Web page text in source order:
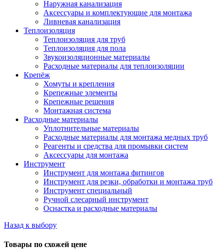
Наружная канализация
Аксессуары и комплектующие для монтажа
Ливневая канализация
Теплоизоляция
Теплоизоляция для труб
Теплоизоляция для пола
Звукоизоляционные материалы
Расходные материалы для теплоизоляции
Крепёж
Хомуты и крепления
Крепежные элементы
Крепежные решения
Монтажная система
Расходные материалы
Уплотнительные материалы
Расходные материалы для монтажа медных труб
Реагенты и средства для промывки систем
Аксессуары для монтажа
Инструмент
Инструмент для монтажа фитингов
Инструмент для резки, обработки и монтажа труб
Инструмент специальный
Ручной слесарный инструмент
Оснастка и расходные материалы
Назад к выбору
Товары по схожей цене